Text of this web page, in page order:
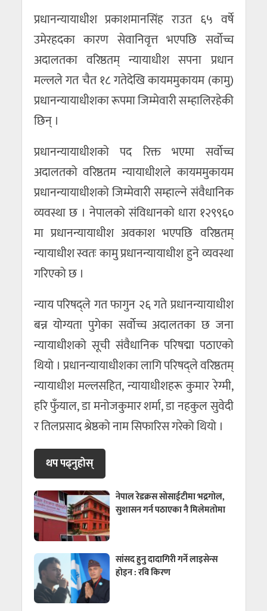
प्रधानन्यायाधीश प्रकाशमानसिंह राउत ६५ वर्षे
उमेरहदका कारण सेवानिवृत्त भएपछि सर्वोच्च
अदालतका वरिष्ठतम् न्यायाधीश सपना प्रधान
मल्लले गत चैत १८ गतेदेखि कायममुकायम (कामु)
प्रधानन्यायाधीशका रूपमा जिम्मेवारी सम्हालिरहेकी
छिन् ।
प्रधानन्यायाधीशको पद रिक्त भएमा सर्वोच्च
अदालतको वरिष्ठतम न्यायाधीशले कायममुकायम
प्रधानन्यायाधीशको जिम्मेवारी सम्हाल्ने संवैधानिक
व्यवस्था छ । नेपालको संविधानको धारा १२९९६०
मा प्रधानन्यायाधीश अवकाश भएपछि वरिष्ठतम्
न्यायाधीश स्वतः कामु प्रधानन्यायाधीश हुने व्यवस्था
गरिएको छ ।
न्याय परिषद्ले गत फागुन २६ गते प्रधानन्यायाधीश
बन्न योग्यता पुगेका सर्वोच्च अदालतका छ जना
न्यायाधीशको सूची संवैधानिक परिषद्मा पठाएको
थियो । प्रधानन्यायाधीशका लागि परिषद्ले वरिष्ठतम्
न्यायाधीश मल्लसहित, न्यायाधीशहरू कुमार रेग्मी,
हरि फुँयाल, डा मनोजकुमार शर्मा, डा नहकुल सुवेदी
र तिलप्रसाद श्रेष्ठको नाम सिफारिस गरेको थियो ।
थप पढ्नुहाेस्
नेपाल रेडक्रस सोसाईटीमा भद्रगोल,
सुशासन गर्न पठाएका नै मिलेमतोमा
सांसद हुनु दादागिरी गर्ने लाइसेन्स
होइन : रवि किरण